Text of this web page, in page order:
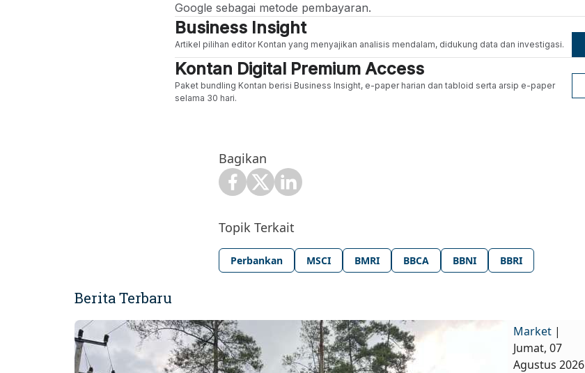
Google sebagai metode pembayaran.
Business Insight
Artikel pilihan editor Kontan yang menyajikan analisis mendalam, didukung data dan investigasi.
Kontan Digital Premium Access
Paket bundling Kontan berisi Business Insight, e-paper harian dan tabloid serta arsip e-paper
selama 30 hari.
Bagikan
Topik Terkait
Perbankan MSCI BMRI BBCA BBNI BBRI
Berita Terbaru
Market |
Jumat, 07
Agustus 2026